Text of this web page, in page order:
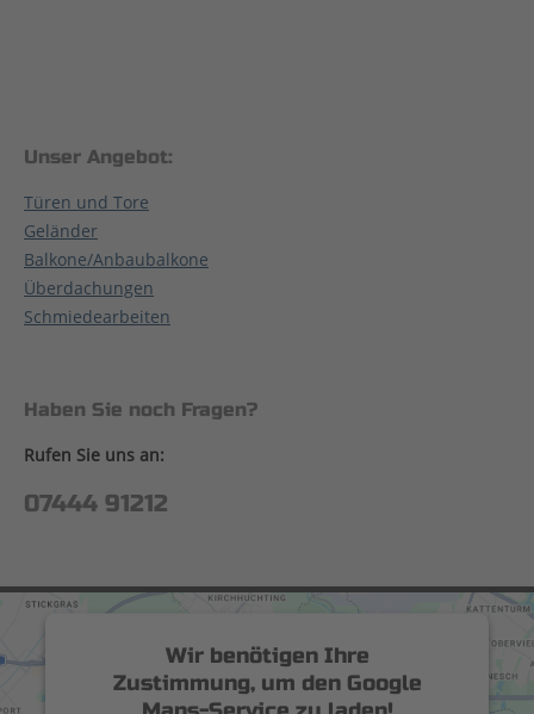
Unser Angebot:
Türen und Tore
Geländer
Balkone/Anbaubalkone
Überdachungen
Schmiedearbeiten
Haben Sie noch Fragen?
Rufen Sie uns an:
07444 91212
Wir benötigen Ihre
Zustimmung, um den Google